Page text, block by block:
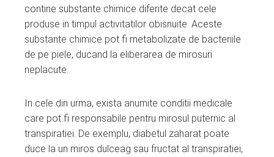
contine substante chimice diferite decat cele
produse in timpul activitatilor obisnuite. Aceste
substante chimice pot fi metabolizate de bacteriile
de pe piele, ducand la eliberarea de mirosuri
neplacute.
In cele din urma, exista anumite conditii medicale
care pot fi responsabile pentru mirosul puternic al
transpiratiei. De exemplu, diabetul zaharat poate
duce la un miros dulceag sau fructat al transpiratiei,